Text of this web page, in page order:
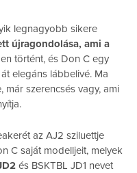
legnagyobb sikere
újragondolása, ami a
történt, és Don C egy
elegáns lábbelivé. Ma
már szerencsés vagy, ami
az AJ2 sziluettje
C saját modelljeit, melyek
és BSKTBL JD1 nevet